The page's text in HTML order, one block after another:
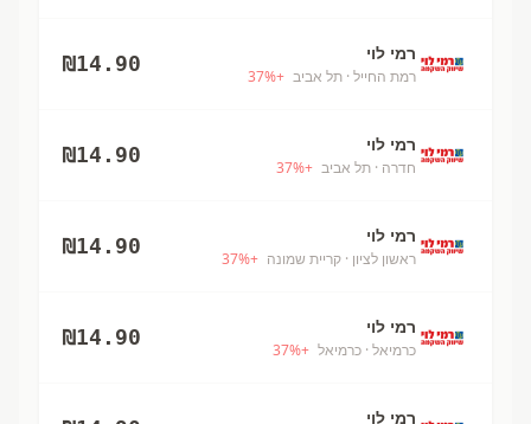
רמי לוי
רמת החייל · תל אביב +
37%
₪14.90
רמי לוי
חדרה · תל אביב +
37%
₪14.90
רמי לוי
ראשון לציון · קריית שמונה +
37%
₪14.90
רמי לוי
כרמיאל · כרמיאל +
37%
₪14.90
רמי לוי